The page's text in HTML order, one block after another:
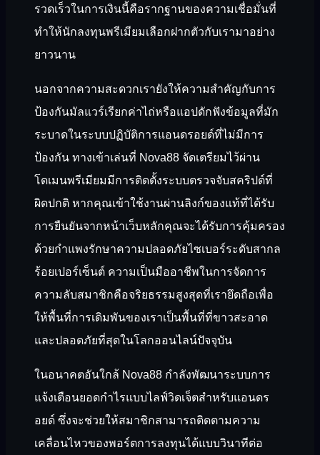
รวดเร็วในการเงินนี้คือรากฐานของความเชื่อมั่นที่
ทำให้นักลงทุนพรีเมียมเลือกฝากตัวกับเรามาอย่าง
ยาวนาน
นอกจากความสะดวกเรายังให้ความสำคัญกับการ
ป้องกันมัลแวร์เรียกค่าไถ่หรือแอปดักฟังข้อมูลที่มัก
ระบาดในระบบปฏิบัติการแอนดรอยด์ที่ไม่มีการ
ป้องกัน ทางเข้าเล่นที่ Nova88 จัดเตรียมไว้ผ่าน
โดเมนพรีเมียมมีการติดตั้งระบบตรวจจับสคริปต์ที่
ผิดปกติ หากคุณเข้าใช้งานผ่านลิงก์ของแท้ที่ได้รับ
การยืนยันจากหน้าเว็บหลักคุณจะได้รับการคุ้มครอง
ด้วยกำแพงรักษาความปลอดภัยไซเบอร์ระดับสากล
ร้อยเปอร์เซ็นต์ ความเป็นมืออาชีพในการจัดการ
ความลับสมาชิกคือจริยธรรมสูงสุดที่เรายึดถือเพื่อ
ให้พื้นที่การเดิมพันของเราเป็นพื้นที่ที่ขาวสะอาด
และปลอดภัยที่สุดในโลกออนไลน์ปัจจุบัน
ในอนาคตอันใกล้ Nova88 กำลังพัฒนาระบบการ
แจ้งเตือนยอดกำไรแบบไลฟ์วิดเจ็ตสำหรับแอนดร
อยด์ ซึ่งจะช่วยให้สมาชิกสามารถติดตามความ
เคลื่อนไหวของพอร์ตการลงทุนได้แบบวินาทีต่อ